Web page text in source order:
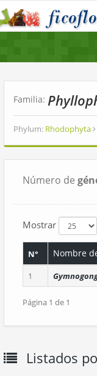
Familia:
Phylum: Rhodophyta
Número de
Mostrar
N° Nombre
1
Página 1 de 1
Listados